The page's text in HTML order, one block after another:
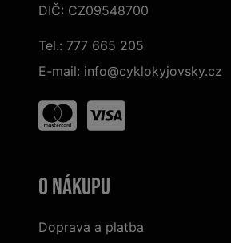
DIČ: CZ09548700
Tel.: 777 665 205
E-mail: info@cyklokyjovsky.cz
O nákupu
Doprava a platba